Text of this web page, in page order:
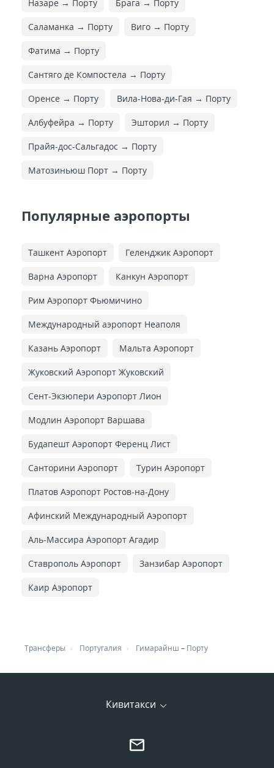
Назаре → Порту Брага → Порту
Саламанка → Порту Виго → Порту
Фатима → Порту
Сантяго де Компостела → Порту
Оренсе → Порту Вила-Нова-ди-Гая → Порту
Албуфейра → Порту Эшторил → Порту
Прайя-дос-Сальгадос → Порту
Матозиньюш Порт → Порту
Популярные аэропорты
Ташкент Аэропорт Геленджик Аэропорт
Варна Аэропорт Канкун Аэропорт
Рим Аэропорт Фьюмичино
Международный аэропорт Неаполя
Казань Аэропорт Мальта Аэропорт
Жуковский Аэропорт Жуковский
Сент-Экзюпери Аэропорт Лион
Модлин Аэропорт Варшава
Будапешт Аэропорт Ференц Лист
Санторини Аэропорт Турин Аэропорт
Платов Аэропорт Ростов-на-Дону
Афинский Международный Аэропорт
Аль-Массира Аэропорт Агадир
Ставрополь Аэропорт Занзибар Аэропорт
Каир Аэропорт
Трансферы Португалия Гимарайнш – Порту
Кивитакси